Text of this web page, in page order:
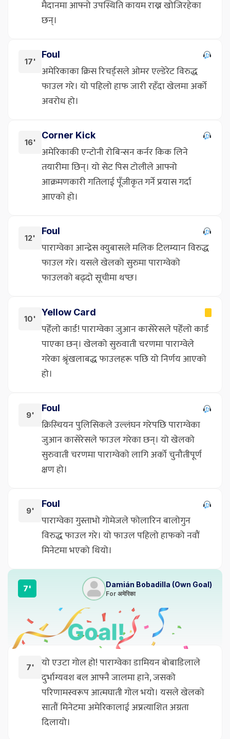
मैदानमा आफ्नो उपस्थिति कायम राख्न खोजिरहेका
छन्।
17'
Foul
अमेरिकाका क्रिस रिचर्ड्सले ओमर एल्डेरेट विरुद्ध
फाउल गरे। यो पहिलो हाफ जारी रहँदा खेलमा अर्को
अवरोध हो।
16'
Corner Kick
अमेरिकाकी एन्टोनी रोबिन्सन कर्नर किक लिने
तयारीमा छिन्। यो सेट पिस टोलीले आफ्नो
आक्रमणकारी गतिलाई पूँजीकृत गर्ने प्रयास गर्दा
आएको हो।
12'
Foul
पाराग्वेका आन्द्रेस क्युबासले मलिक टिलम्यान विरुद्ध
फाउल गरे। यसले खेलको सुरुमा पाराग्वेको
फाउलको बढ्दो सूचीमा थप्छ।
10'
Yellow Card
पहेँलो कार्ड! पाराग्वेका जुआन कासेरेसले पहेँलो कार्ड
पाएका छन्। खेलको सुरुवाती चरणमा पाराग्वेले
गरेका श्रृंखलाबद्ध फाउलहरू पछि यो निर्णय आएको
हो।
9'
Foul
क्रिस्चियन पुलिसिकले उल्लंघन गरेपछि पाराग्वेका
जुआन कासेरेसले फाउल गरेका छन्। यो खेलको
सुरुवाती चरणमा पाराग्वेको लागि अर्को चुनौतीपूर्ण
क्षण हो।
9'
Foul
पाराग्वेका गुस्ताभो गोमेजले फोलारिन बालोगुन
विरुद्ध फाउल गरे। यो फाउल पहिलो हाफको नवौं
मिनेटमा भएको थियो।
7' Damián Bobadilla (Own Goal)
For अमेरिका
7'
यो एउटा गोल हो! पाराग्वेका डामियन बोबाडिलाले
दुर्भाग्यवश बल आफ्नै जालमा हाने, जसको
परिणामस्वरूप आत्मघाती गोल भयो। यसले खेलको
सातौं मिनेटमा अमेरिकालाई अप्रत्याशित अग्रता
दिलायो।